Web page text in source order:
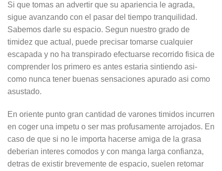
Si que tomas an advertir que su apariencia le agrada,
sigue avanzando con el pasar del tiempo tranquilidad.
Sabemos darle su espacio. Segun nuestro grado de
timidez que actual, puede precisar tomarse cualquier
escapada y no ha transpirado efectuarse recorrido fisica de
comprender los primero es antes estaria sintiendo asi­
como nunca tener buenas sensaciones apurado asi­ como
asustado.
En oriente punto gran cantidad de varones timidos incurren
en coger una impetu o ser mas profusamente arrojados. En
caso de que si no le importa hacerse amiga de la grasa
deberian interes comodos y con manga larga confianza,
detras de existir brevemente de espacio, suelen retomar